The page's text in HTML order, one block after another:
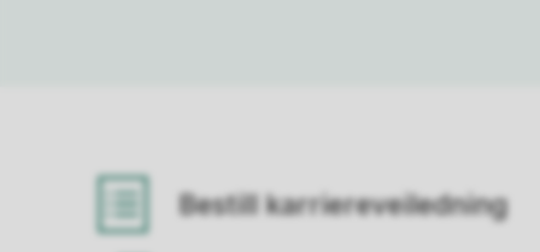
Bestill karriereveiledning